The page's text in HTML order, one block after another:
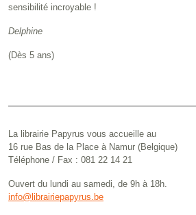
sensibilité incroyable !
Delphine
(Dès 5 ans)
La librairie Papyrus vous accueille au
16 rue Bas de la Place à Namur (Belgique)
Téléphone / Fax : 081 22 14 21
Ouvert du lundi au samedi, de 9h à 18h.
info@librairiepapyrus.be